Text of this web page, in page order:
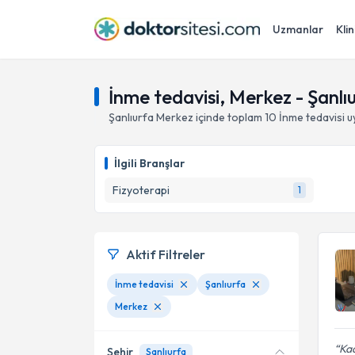
Uzmanlar
İnme tedavisi, Merkez -
Şanlıurfa Merkez içinde toplam 10 İnme tedavisi
İlgili Branşlar
Fizyoterapi
1
Aktif Filtreler
İnme tedavisi
Şanlıurfa
Merkez
Şehir Şanlıurfa